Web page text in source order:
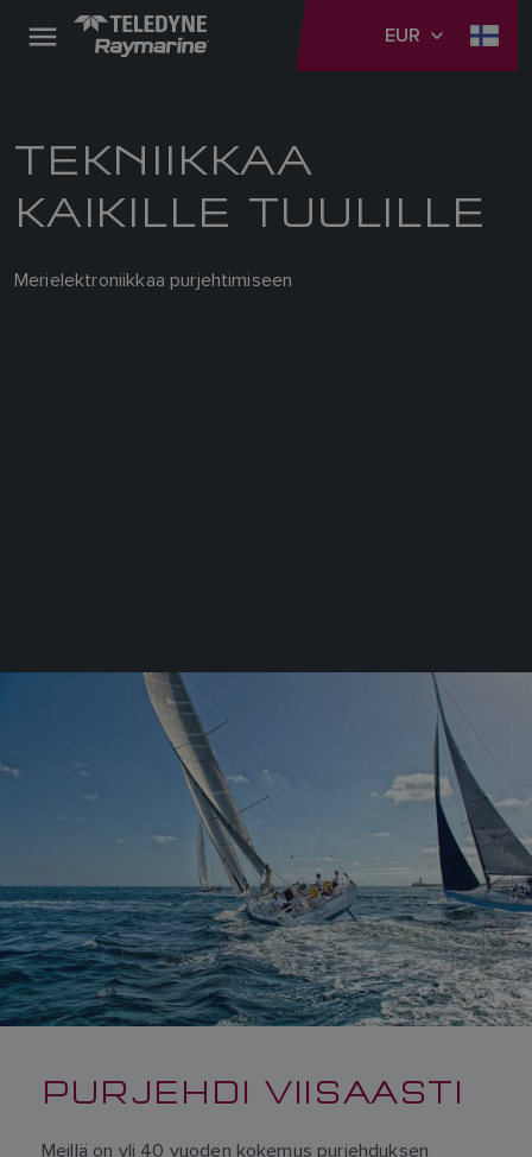
EUR
TEKNIIKKAA
KAIKILLE TUULILLE
Merielektroniikkaa purjehtimiseen
PURJEHDI VIISAASTI
Meillä on yli 40 vuoden kokemus purjehduksen